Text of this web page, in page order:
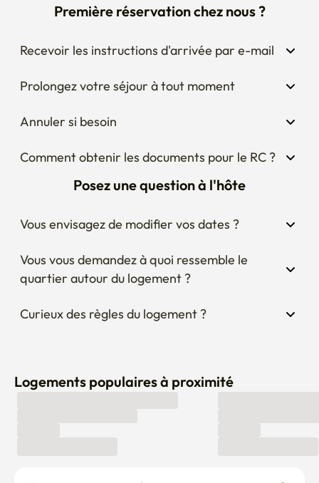
Première réservation chez nous ?
Recevoir les instructions d'arrivée par e-mail
Prolongez votre séjour à tout moment
Annuler si besoin
Comment obtenir les documents pour le RC ?
Posez une question à l'hôte
Vous envisagez de modifier vos dates ?
Vous vous demandez à quoi ressemble le
quartier autour du logement ?
Curieux des règles du logement ?
Logements populaires à proximité